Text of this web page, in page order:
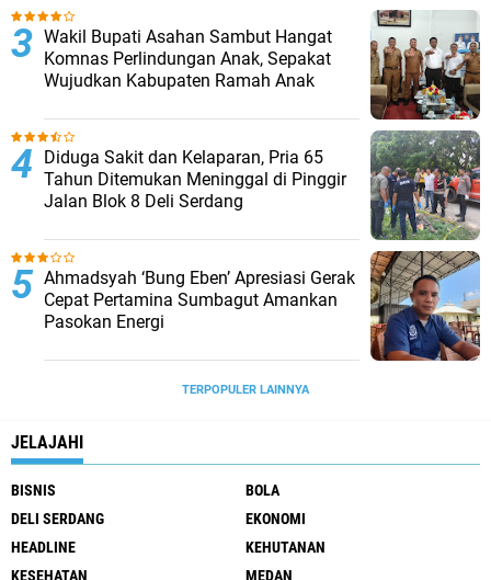
Wakil Bupati Asahan Sambut Hangat
Komnas Perlindungan Anak, Sepakat
Wujudkan Kabupaten Ramah Anak
Diduga Sakit dan Kelaparan, Pria 65
Tahun Ditemukan Meninggal di Pinggir
Jalan Blok 8 Deli Serdang
Ahmadsyah ‘Bung Eben’ Apresiasi Gerak
Cepat Pertamina Sumbagut Amankan
Pasokan Energi
TERPOPULER LAINNYA
JELAJAHI
BISNIS
BOLA
DELI SERDANG
EKONOMI
HEADLINE
KEHUTANAN
KESEHATAN
MEDAN